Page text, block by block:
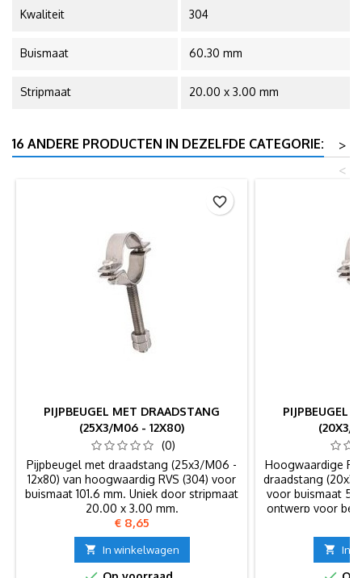
Kwaliteit 304
Buismaat 60.30 mm
Stripmaat 20.00 x 3.00 mm
16 ANDERE PRODUCTEN IN DEZELFDE CATEGORIE:
>
<
PIJPBEUGEL MET DRAADSTANG
(25X3/M06 - 12X80)
(0)
Pijpbeugel met draadstang (25x3/M06 -
12x80) van hoogwaardig RVS (304) voor
buismaat 101.6 mm. Uniek door stripmaat
20.00 x 3.00 mm.
Prijs
€ 8,65
 In winkelwagen
favorite_border
PIJPBEUGEL
(20X3/
Hoogwaardige
draadstang (20x3/
voor buismaat
ontwerp voor
 In